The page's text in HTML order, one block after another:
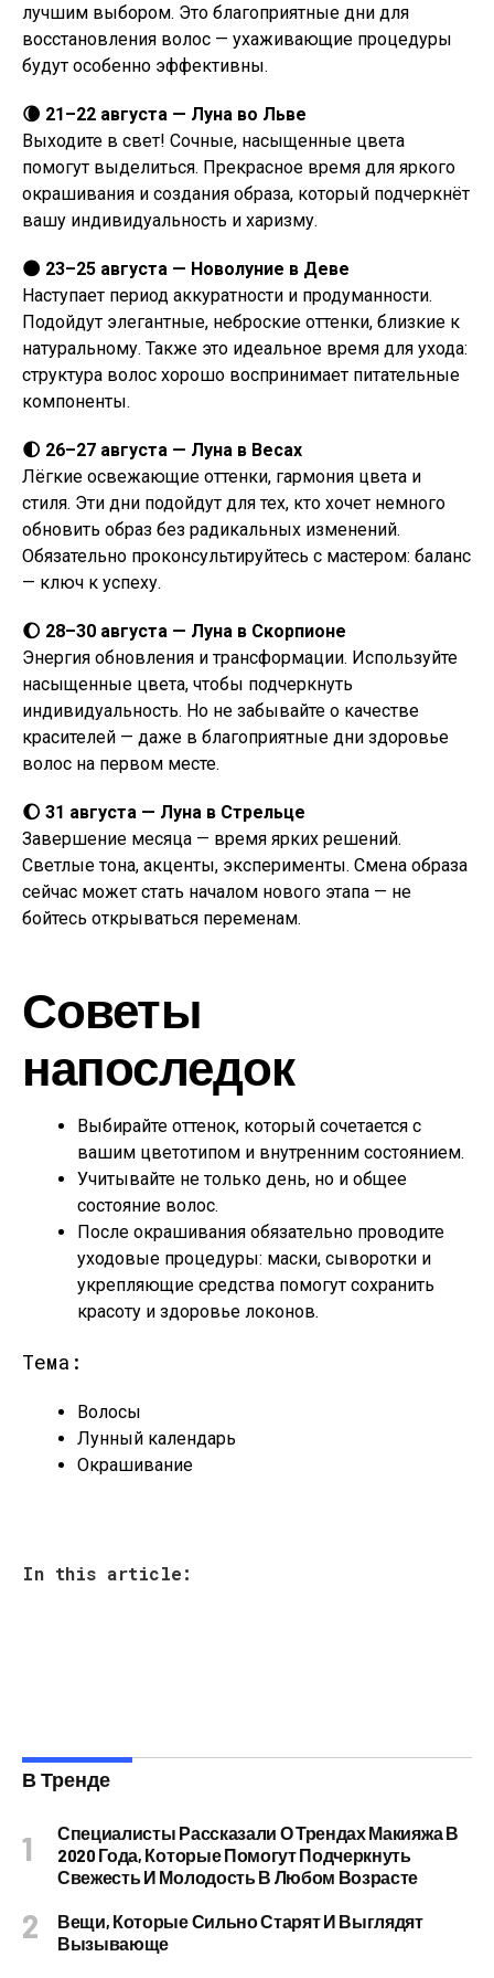
лучшим выбором. Это благоприятные дни для
восстановления волос — ухаживающие процедуры
будут особенно эффективны.
🌘 21–22 августа — Луна во Льве
Выходите в свет! Сочные, насыщенные цвета
помогут выделиться. Прекрасное время для яркого
окрашивания и создания образа, который подчеркнёт
вашу индивидуальность и харизму.
🌑 23–25 августа — Новолуние в Деве
Наступает период аккуратности и продуманности.
Подойдут элегантные, неброские оттенки, близкие к
натуральному. Также это идеальное время для ухода:
структура волос хорошо воспринимает питательные
компоненты.
🌓 26–27 августа — Луна в Весах
Лёгкие освежающие оттенки, гармония цвета и
стиля. Эти дни подойдут для тех, кто хочет немного
обновить образ без радикальных изменений.
Обязательно проконсультируйтесь с мастером: баланс
— ключ к успеху.
🌔 28–30 августа — Луна в Скорпионе
Энергия обновления и трансформации. Используйте
насыщенные цвета, чтобы подчеркнуть
индивидуальность. Но не забывайте о качестве
красителей — даже в благоприятные дни здоровье
волос на первом месте.
🌔 31 августа — Луна в Стрельце
Завершение месяца — время ярких решений.
Светлые тона, акценты, эксперименты. Смена образа
сейчас может стать началом нового этапа — не
бойтесь открываться переменам.
Советы
напоследок
Выбирайте оттенок, который сочетается с
вашим цветотипом и внутренним состоянием.
Учитывайте не только день, но и общее
состояние волос.
После окрашивания обязательно проводите
уходовые процедуры: маски, сыворотки и
укрепляющие средства помогут сохранить
красоту и здоровье локонов.
Тема:
Волосы
Лунный календарь
Окрашивание
In this article:
В Тренде
Специалисты Рассказали О Трендах Макияжа В
2020 Года, Которые Помогут Подчеркнуть
Свежесть И Молодость В Любом Возрасте
Вещи, Которые Сильно Старят И Выглядят
Вызывающе